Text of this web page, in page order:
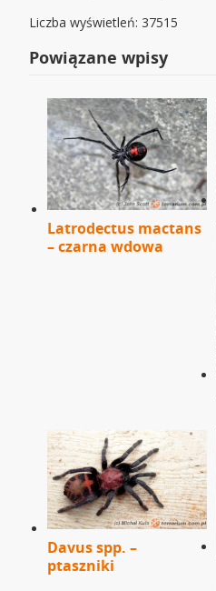
Liczba wyświetleń: 37515
Powiązane wpisy
Latrodectus mactans
– czarna wdowa
Davus spp. –
ptaszniki